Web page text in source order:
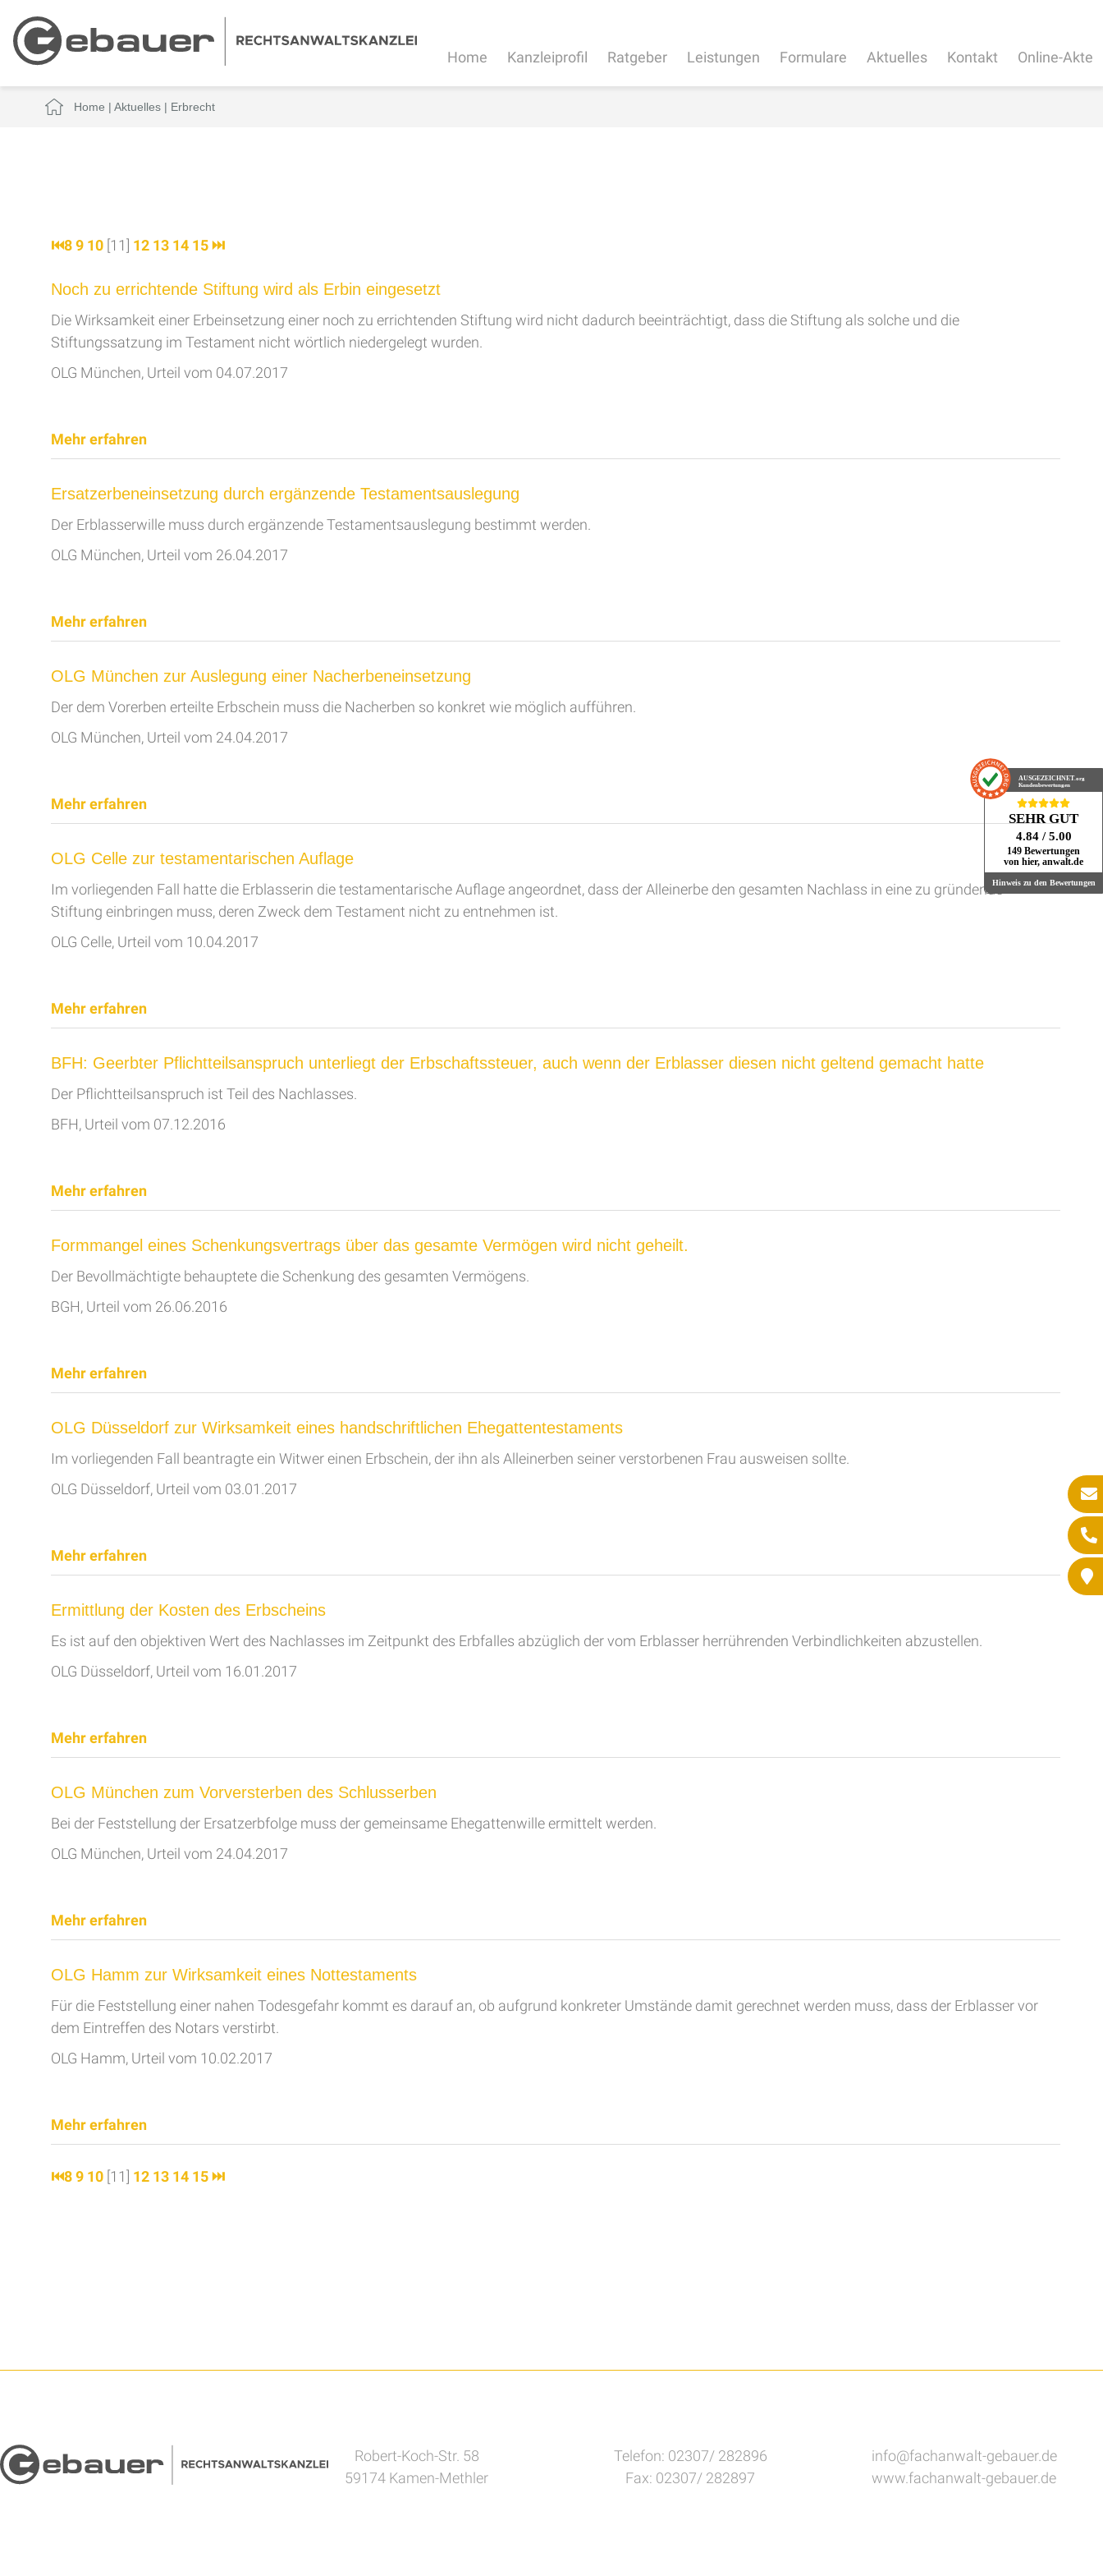
Home Kanzleiprofil Ratgeber Leistungen Formulare Aktuelles Kontakt Online-Akte
Home | Aktuelles| Erbrecht
⏮89 10 [11] 12 13 14 15⏭
Noch zu errichtende Stiftung wird als Erbin eingesetzt
Die Wirksamkeit einer Erbeinsetzung einer noch zu errichtenden Stiftung wird nicht dadurch beeinträchtigt, dass die Stiftung als solche und die
Stiftungssatzung im Testament nicht wörtlich niedergelegt wurden.
OLG München, Urteil vom 04.07.2017
Mehr erfahren
Ersatzerbeneinsetzung durch ergänzende Testamentsauslegung
Der Erblasserwille muss durch ergänzende Testamentsauslegung bestimmt werden.
OLG München, Urteil vom 26.04.2017
Mehr erfahren
OLG München zur Auslegung einer Nacherbeneinsetzung
Der dem Vorerben erteilte Erbschein muss die Nacherben so konkret wie möglich aufführen.
OLG München, Urteil vom 24.04.2017
Mehr erfahren
OLG Celle zur testamentarischen Auflage
Im vorliegenden Fall hatte die Erblasserin die testamentarische Auflage angeordnet, dass der Alleinerbe den gesamten Nachlass in eine zu gründende
Stiftung einbringen muss, deren Zweck dem Testament nicht zu entnehmen ist.
OLG Celle, Urteil vom 10.04.2017
Mehr erfahren
BFH: Geerbter Pflichtteilsanspruch unterliegt der Erbschaftssteuer, auch wenn der Erblasser diesen nicht geltend gemacht hatte
Der Pflichtteilsanspruch ist Teil des Nachlasses.
BFH, Urteil vom 07.12.2016
Mehr erfahren
Formmangel eines Schenkungsvertrags über das gesamte Vermögen wird nicht geheilt.
Der Bevollmächtigte behauptete die Schenkung des gesamten Vermögens.
BGH, Urteil vom 26.06.2016
Mehr erfahren
OLG Düsseldorf zur Wirksamkeit eines handschriftlichen Ehegattentestaments
Im vorliegenden Fall beantragte ein Witwer einen Erbschein, der ihn als Alleinerben seiner verstorbenen Frau ausweisen sollte.
OLG Düsseldorf, Urteil vom 03.01.2017
Mehr erfahren
Ermittlung der Kosten des Erbscheins
Es ist auf den objektiven Wert des Nachlasses im Zeitpunkt des Erbfalles abzüglich der vom Erblasser herrührenden Verbindlichkeiten abzustellen.
OLG Düsseldorf, Urteil vom 16.01.2017
Mehr erfahren
OLG München zum Vorversterben des Schlusserben
Bei der Feststellung der Ersatzerbfolge muss der gemeinsame Ehegattenwille ermittelt werden.
OLG München, Urteil vom 24.04.2017
Mehr erfahren
OLG Hamm zur Wirksamkeit eines Nottestaments
Für die Feststellung einer nahen Todesgefahr kommt es darauf an, ob aufgrund konkreter Umstände damit gerechnet werden muss, dass der Erblasser vor
dem Eintreffen des Notars verstirbt.
OLG Hamm, Urteil vom 10.02.2017
Mehr erfahren
⏮89 10 [11] 12 13 14 15⏭
Robert-Koch-Str. 58
59174 Kamen-Methler
Telefon: 02307/ 282896
Fax: 02307/ 282897
info@fachanwalt-gebauer.de
www.fachanwalt-gebauer.de
AUSGEZEICHNET.org
Kundenbewertungen
SEHR GUT
4.84 / 5.00
149 Bewertungen
von hier, anwalt.de
Hinweis zu den Bewertungen